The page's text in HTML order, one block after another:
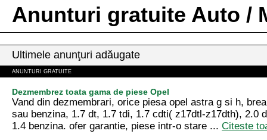
Anunturi gratuite Auto /
Ultimele anunţuri adăugate
ANUNTURI GRATUITE
Dezmembrez toata gama de piese Opel
Vand din dezmembrari, orice piesa opel astra g si h,
sau benzina, 1.7 dt, 1.7 tdi, 1.7 cdti( z17dtl-z17dth), 2.0
1.4 benzina. ofer garantie, piese intr-o stare ... Citeste